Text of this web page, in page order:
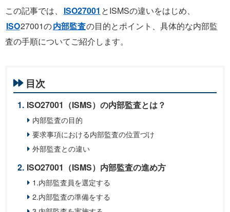
この記事では、 ISO27001 とISMSの違いをはじめ、
ISO27001の内部監査の目的とポイント、具体的な内部監
査の手順についてご紹介します。
目次
ISO27001（ISMS）の内部監査とは？
内部監査の目的
要求事項における内部監査の位置づけ
外部監査との違い
ISO27001（ISMS）内部監査の進め方
1.内部監査員を選定する
2.内部監査の準備をする